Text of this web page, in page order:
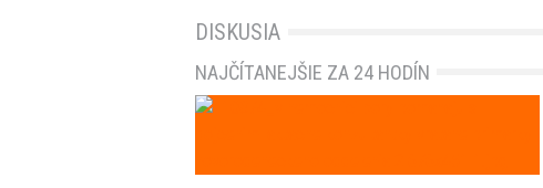
DISKUSIA
NAJČÍTANEJŠIE ZA 24 HODÍN